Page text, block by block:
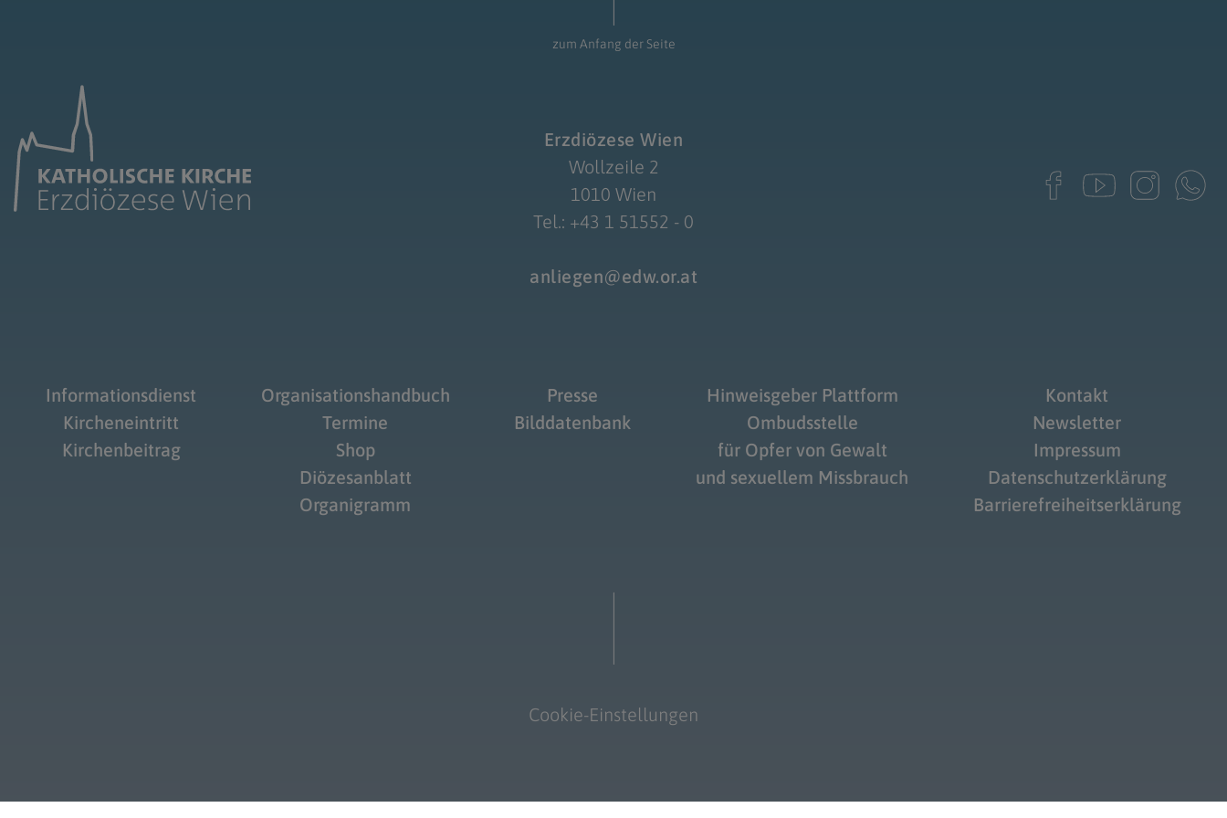
zum Anfang der Seite
Erzdiözese Wien
Wollzeile 2
1010 Wien
Tel.: +43 1 51552 - 0
anliegen@edw.or.at
Informationsdienst
Kircheneintritt
Kirchenbeitrag
Organisationshandbuch
Termine
Shop
Diözesanblatt
Organigramm
Presse
Bilddatenbank
Hinweisgeber Plattform
Ombudsstelle
für Opfer von Gewalt
und sexuellem Missbrauch
Kontakt
Newsletter
Impressum
Datenschutzerklärung
Barrierefreiheitserklärung
Cookie-Einstellungen